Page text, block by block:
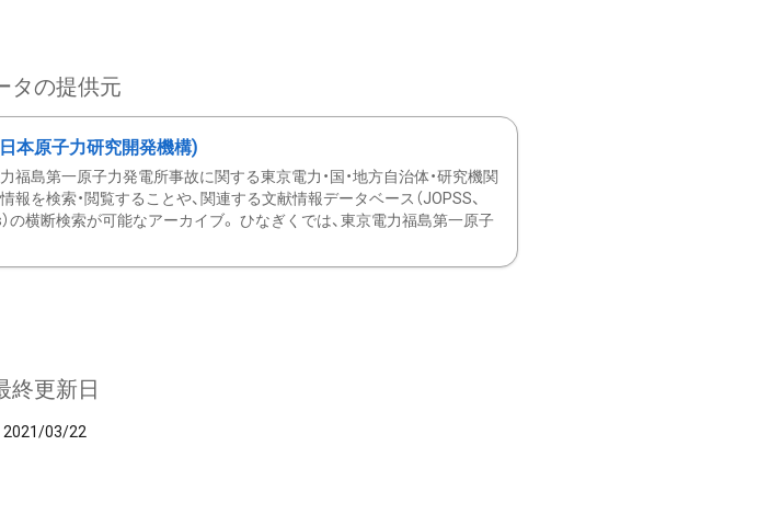
タの提供元
本原子力研究開発機構)
島第一原子力発電所事故に関する東京電力・国・地方自治体・研究機関
を検索・閲覧することや、関連する文献情報データベース（JOPSS、
の横断検索が可能なアーカイブ。 ひなぎくでは、東京電力福島第一原子
終更新日
2021/03/22